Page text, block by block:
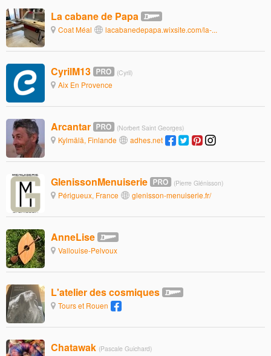
La cabane de Papa
Coat Méal lacabanedepapa.wixsite.com/la-...
CyrilM13 (Cyril)
Aix En Provence
Arcantar (Norbert Saint Georges)
Kylmälä, Finlande adhes.net
GlenissonMenuiserie (Pierre Glénisson)
Périgueux, France glenisson-menuiserie.fr/
AnneLise
Vallouise-Pelvoux
L'atelier des cosmiques
Tours et Rouen
Chatawak (Pascale Guichard)